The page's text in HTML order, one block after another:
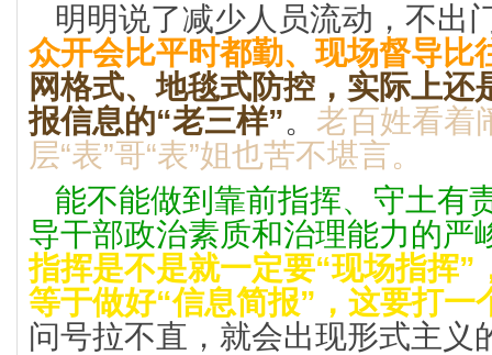
明明说了减少人员流动，不出
众开会比平时都勤、现场督导比
网格式、地毯式防控，实际上还
报信息的“老三样”。 老百姓看着
层“表”哥“表”姐也苦不堪言。
能不能做到靠前指挥、守土有
导干部政治素质和治理能力的严
指挥是不是就一定要“现场指挥”
等于做好“信息简报”，这要打一
问号拉不直，就会出现形式主义